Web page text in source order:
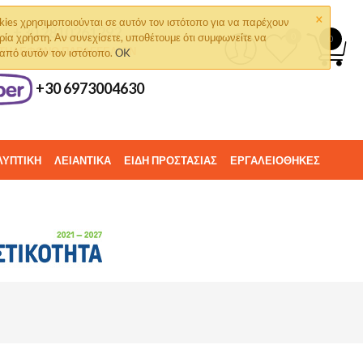
×
χρησιμοποιούνται σε αυτόν τον ιστότοπο για να παρέχουν
χρήστη. Αν συνεχίσετε, υποθέτουμε ότι συμφωνείτε να
αυτόν τον ιστότοπο.OK
+30 2810261292
ΤΗΛΈΦΩΝΟ ΠΑΡΑΓΓΕΛΙΏΝ
+30 6973004630
0
ΛΕΙΑΝΤΙΚΑ ΕΙΔΗ ΠΡΟΣΤΑΣΙΑΣ ΕΡΓΑΛΕΙΟΘΗΚΕΣ